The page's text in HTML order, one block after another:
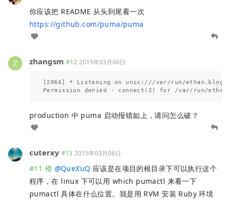
你应该把 README 从头到尾看一次
https://github.com/puma/puma
zhangsm #12 2015年03月06日
[2066] * Listening on unix:///var/run/
production 中 puma 启动报错如上，请问怎么破？
cuterxy #13 2015年03月06日
#11 楼 @QueXuQ 应该是在项目的根目录下可以执行这个
程序，在 linux 下可以用 which pumactl 来看一下
pumactl 具体在什么位置。我是用 RVM 安装 Ruby 环境